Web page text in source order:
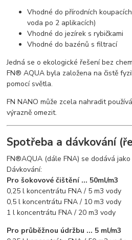
Vhodné do přírodních
voda po 2 aplikacích)
Vhodné do jezírek s rybičkami
Vhodné do bazénů s filtrací
Jedná se o ekologické řešení bez
FN® AQUA byla založena na čistě
pomocí světla.
FN NANO může zcela nahradit
výrazně omezit.
Spotřeba a dávkování
FN®AQUA (dále FNA) se dodává
Dávkování:
Pro šokovové čištění ... 50ml/m3
0,25 l koncentrátu FNA / 5 m3 vody
0,5 l koncentrátu FNA / 10 m3 vody
1 l koncentrátu FNA / 20 m3 vody
Pro průběžnou údržbu ... 5 ml/m3